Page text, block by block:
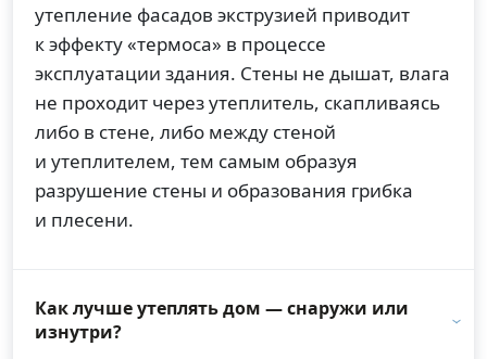
утепление фасадов экструзией приводит
к эффекту «термоса» в процессе
эксплуатации здания. Стены не дышат, влага
не проходит через утеплитель, скапливаясь
либо в стене, либо между стеной
и утеплителем, тем самым образуя
разрушение стены и образования грибка
и плесени.
Как лучше утеплять дом — снаружи или
изнутри?